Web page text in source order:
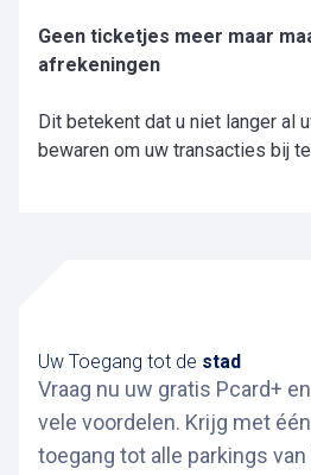
Geen ticketjes meer maar
afrekeningen
Dit betekent dat u niet langer al
bewaren om uw transacties bij
Uw Toegang tot de stad
Vraag nu uw gratis Pcard+
vele voordelen. Krijg met
toegang tot alle parkings